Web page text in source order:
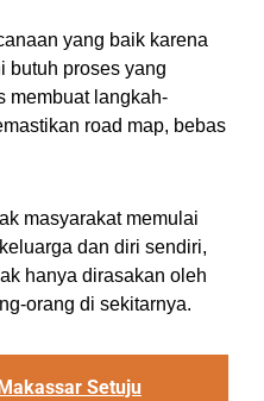
yang baik karena
butuh proses yang
membuat langkah-
road map, bebas
masyarakat memulai
dan diri sendiri,
hanya dirasakan oleh
orang di sekitarnya.
Setuju